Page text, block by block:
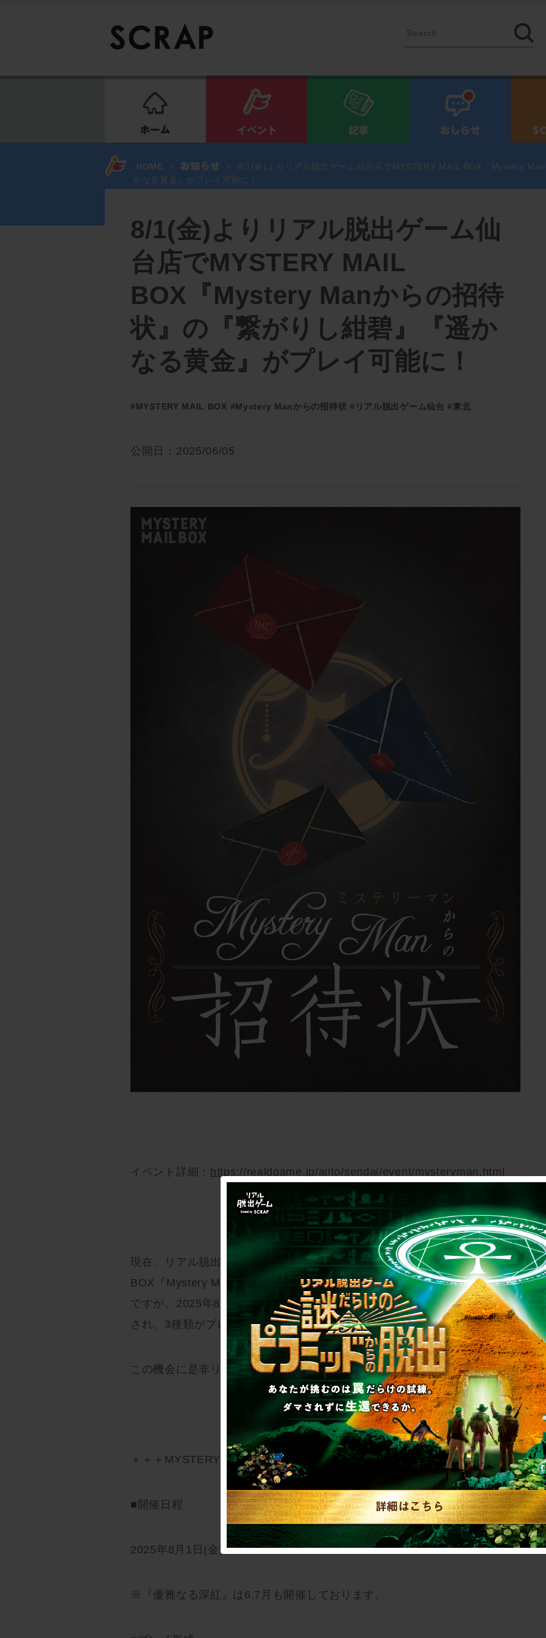
HOME > >
8/1(金)よりリアル脱出ゲーム仙台店でMYSTERY MAIL BOX『Mystery
かなる黄金』がプレイ可能に！
8/1(金)よりリアル脱出ゲーム仙
台店でMYSTERY MAIL
BOX『Mystery Manからの招待
状』の『繋がりし紺碧』『遥か
なる黄金』がプレイ可能に！
#MYSTERY MAIL BOX #Mystery Manからの招待状 #リアル脱出ゲーム仙台 #東北
公開日：2025/06/05
イベント詳細： https://realdgame.jp/ajito/sendai/event/mysteryman.html
現在、リアル脱出ゲーム仙台店にて開催中のMYSTERY MAIL
BOX『Mystery Manからの招待状』では『優雅なる深紅』のみプレイが可能
ですが、2025年8月1日(金)より、『繋がりし紺碧』『遥かなる黄金』が追加
され、3種類がプレイ可能になります。
この機会に是非リアル脱出ゲーム仙台店へお越しください。
＋＋＋MYSTERY MAIL BOX『Mystery Manからの招待状』概要＋＋＋
■開催日程
2025年8月1日(金)〜
※『優雅なる深紅』は6,7月も開催しております。